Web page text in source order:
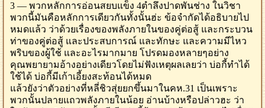
3 — พวกหลักการอ่อนสยบแข็ง 4ตำลึงปาดพันช่าง ในวิชา
พวกนี้มันคือหลักการเดียวกันทั้งนั้นฮ่ะ ข้อจำกัดได้อธิบายไป
หมดแล้ว ว่าด้วยเรื่องของพลังภายในของคู่ต่อสู้ และกระบวน
ท่าของคู่ต่อสู้ และประสบการณ์ และทักษะ และความมีไหว
พริบของผู้ใช้ และอะไรมากมาย โปรดมองหลายๆอย่าง
คุณพยายามอ้างอย่างเดียวโดยไม่ฟังเหตุผลเลยว่า บ่อกี้ทำได้
ใช้ได้ บ่อกี้มีเก้าเอี้ยงสะท้อนได้หมด
แล้วยังว่าตัวอย่างที่หลี่ชิวสุ่ยยกขึ้นมาในคห.31 เป็นเพราะ
พวกนั้นปลายแถวพลังภายในน้อย อ่านบ้างหรือปล่าวฮะ ว่า